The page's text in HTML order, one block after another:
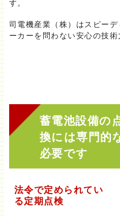
す。
司電機産業（株）はスピー
ーカーを問わない安心の技術
蓄電池設備の
換には専門的
必要です
法令で定められてい
る定期点検